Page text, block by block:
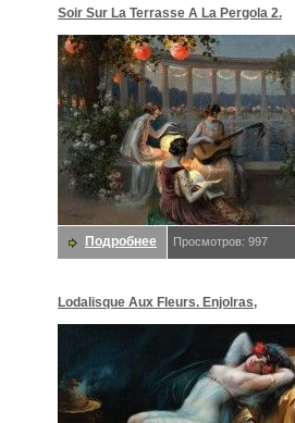
Soir Sur La Terrasse A La Pergola 2.
Enjolras, Delphin
Подробнее Просмотров: 997
Lodalisque Aux Fleurs. Enjolras,